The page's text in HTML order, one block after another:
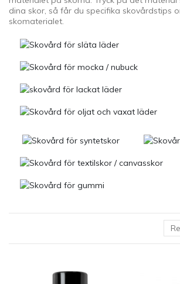
dina skor, så får du specifika skovårdstips
skomaterialet.